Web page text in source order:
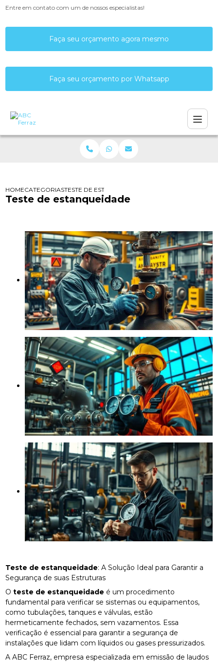
Entre em contato com um de nossos especialistas!
Faça seu orçamento agora mesmo
Faça seu orçamento por Whatsapp
HOMECATEGORIASTESTE DE ESTANQUEIDADE
Teste de estanqueidade
Teste de estanqueidade: A Solução Ideal para Garantir a
Segurança de suas Estruturas
Oteste de estanqueidade é um procedimento
fundamental para verificar se sistemas ou equipamentos,
como tubulações, tanques e válvulas, estão
hermeticamente fechados, sem vazamentos. Essa
verificação é essencial para garantir a segurança de
instalações que lidam com líquidos ou gases pressurizados.
A ABC Ferraz, empresa especializada em emissão de laudos